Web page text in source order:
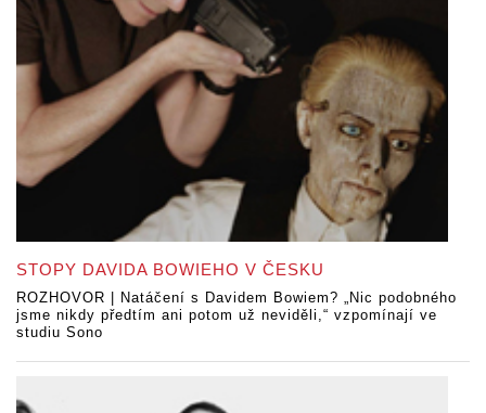
STOPY DAVIDA BOWIEHO V ČESKU
ROZHOVOR | Natáčení s Davidem Bowiem? „Nic podobného
jsme nikdy předtím ani potom už neviděli,“ vzpomínají ve
studiu Sono